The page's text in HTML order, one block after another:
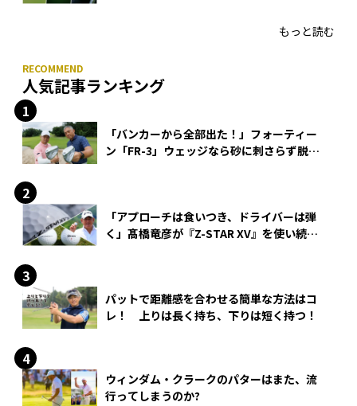
もっと読む
人気記事ランキング
「バンカーから全部出た！」フォーティー
ン「FR-3」ウェッジなら砂に刺さらず脱出
「アプローチは食いつき、ドライバーは弾
く」髙橋竜彦が『Z-STAR XV』を使い続け
パットで距離感を合わせる簡単な方法はコ
レ！ 上りは長く持ち、下りは短く持つ！
ウィンダム・クラークのパターはまた、流
行ってしまうのか?